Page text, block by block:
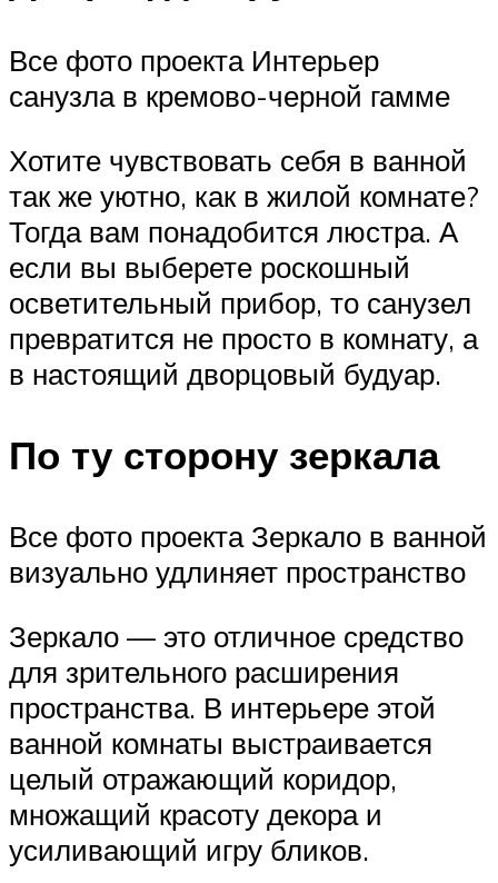
Все фото проекта Интерьер
санузла в кремово-черной гамме
Хотите чувствовать себя в ванной
так же уютно, как в жилой комнате?
Тогда вам понадобится люстра. А
если вы выберете роскошный
осветительный прибор, то санузел
превратится не просто в комнату, а
в настоящий дворцовый будуар.
По ту сторону зеркала
Все фото проекта Зеркало в ванной
визуально удлиняет пространство
Зеркало — это отличное средство
для зрительного расширения
пространства. В интерьере этой
ванной комнаты выстраивается
целый отражающий коридор,
множащий красоту декора и
усиливающий игру бликов.